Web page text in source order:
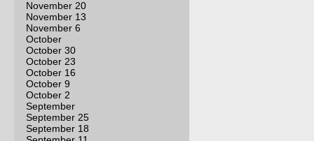
November 20
November 13
November 6
October
October 30
October 23
October 16
October 9
October 2
September
September 25
September 18